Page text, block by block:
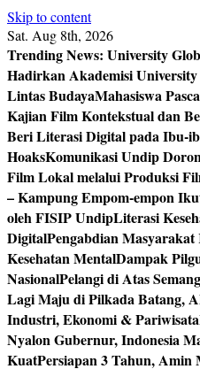
Skip to content
Sat. Aug 8th, 2026
Trending News: University
Hadirkan Akademisi
Lintas BudayaMahasiswa
Kajian Film Kontekstual dan
Beri Literasi Digital pada Ibu-
HoaksKomunikasi Undip
Film Lokal melalui Produksi
– Kampung Empom-empon
oleh FISIP UndipLiterasi
DigitalPengabdian
Kesehatan MentalDampak
NasionalPelangi di Atas
Lagi Maju di Pilkada Batang,
Industri, Ekonomi & Pariwisata
Nyalon Gubernur, Indonesia
KuatPersiapan 3 Tahun,